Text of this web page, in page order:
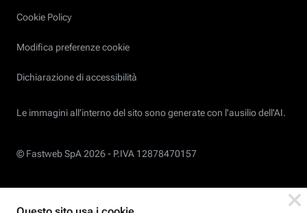
Cookie Policy
Modifica preferenze cookie
Dichiarazione di accessibilità
Le immagini all’interno del sito sono generate con l'ausilio dell'AI.
© Fastweb SpA 2026 - P.IVA 12878470157